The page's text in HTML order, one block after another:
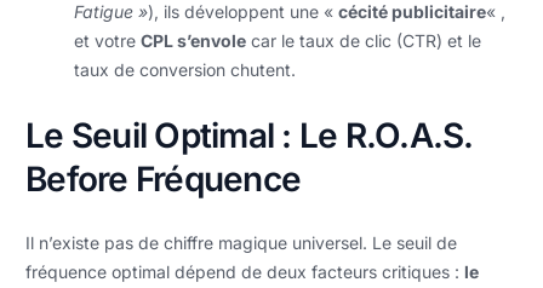
Fatigue »), ils développent une «cécité publicitaire« ,
et votreCPL s’envole car le taux de clic (CTR) et le
taux de conversion chutent.
Le Seuil Optimal : Le R.O.A.S.
Before Fréquence
Il n’existe pas de chiffre magique universel. Le seuil de
fréquence optimal dépend de deux facteurs critiques : le